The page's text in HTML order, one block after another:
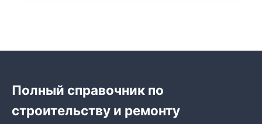
Полный справочник по
строительству и ремонту